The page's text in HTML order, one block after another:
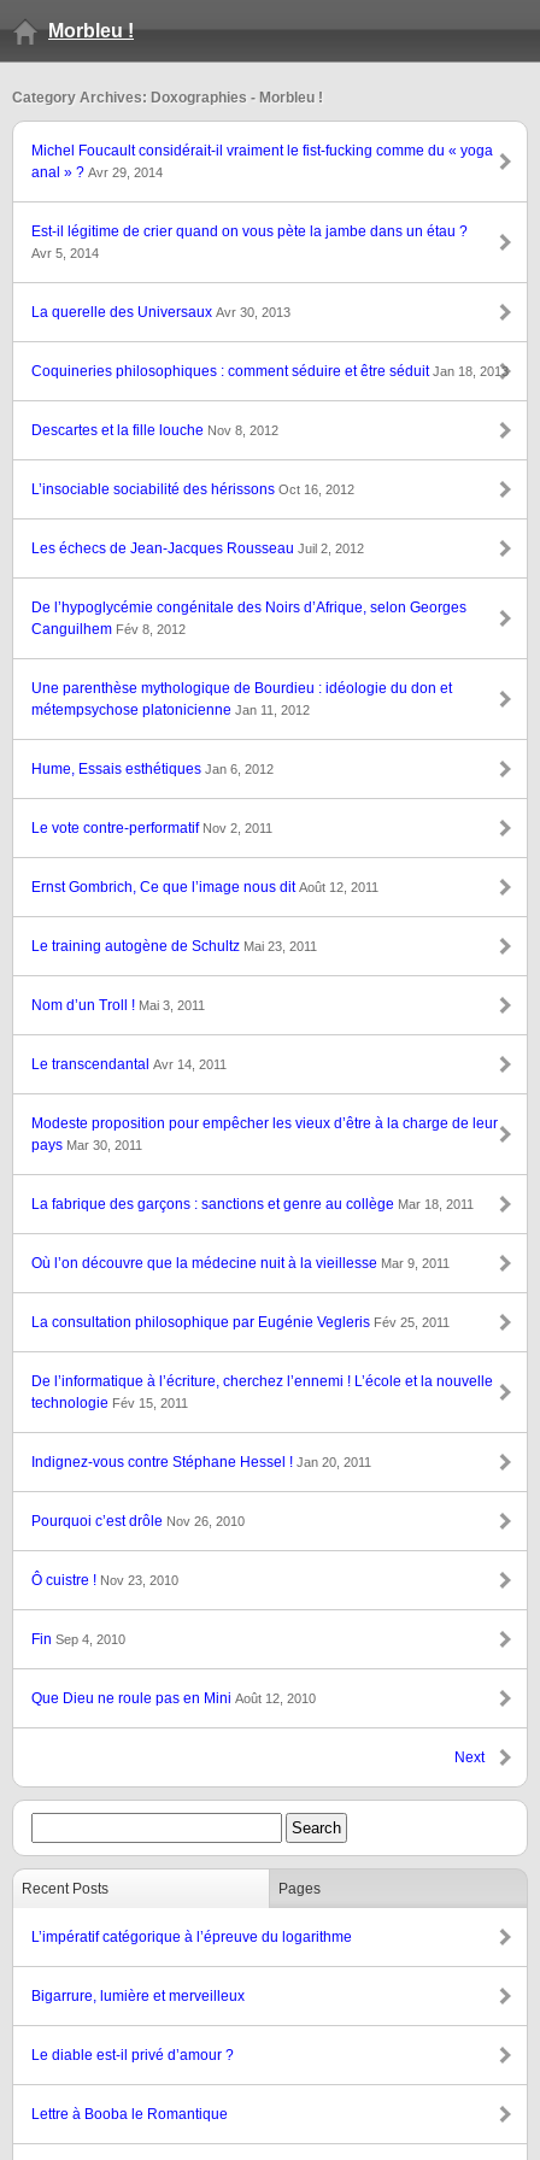
Morbleu !
Category Archives: Doxographies - Morbleu !
Michel Foucault considérait-il vraiment le fist-fucking comme du « yoga
anal » ? Avr 29, 2014
Est-il légitime de crier quand on vous pète la jambe dans un étau ?
Avr 5, 2014
La querelle des Universaux Avr 30, 2013
Coquineries philosophiques : comment séduire et être séduitJan 18, 2013
Descartes et la fille louche Nov 8, 2012
L’insociable sociabilité des hérissons Oct 16, 2012
Les échecs de Jean-Jacques Rousseau Juil 2, 2012
De l’hypoglycémie congénitale des Noirs d’Afrique, selon Georges
Canguilhem Fév 8, 2012
Une parenthèse mythologique de Bourdieu : idéologie du don et
métempsychose platonicienne Jan 11, 2012
Hume, Essais esthétiques Jan 6, 2012
Le vote contre-performatif Nov 2, 2011
Ernst Gombrich, Ce que l’image nous ditAoût 12, 2011
Le training autogène de Schultz Mai 23, 2011
Nom d’un Troll ! Mai 3, 2011
Le transcendantal Avr 14, 2011
Modeste proposition pour empêcher les vieux d’être à la charge de leur
pays Mar 30, 2011
La fabrique des garçons : sanctions et genre au collège Mar 18, 2011
Où l’on découvre que la médecine nuit à la vieillesse Mar 9, 2011
La consultation philosophique par Eugénie Vegleris Fév 25, 2011
De l’informatique à l’écriture, cherchez l’ennemi ! L’école et la nouvelle
technologie Fév 15, 2011
Indignez-vous contre Stéphane Hessel ! Jan 20, 2011
Pourquoi c’est drôle Nov 26, 2010
Ô cuistre ! Nov 23, 2010
Fin Sep 4, 2010
Que Dieu ne roule pas en Mini Août 12, 2010
Next
Recent Posts Pages
L’impératif catégorique à l’épreuve du logarithme
Bigarrure, lumière et merveilleux
Le diable est-il privé d’amour ?
Lettre à Booba le Romantique